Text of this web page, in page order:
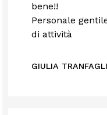
bene!!
Personale
di attività
GIULIA